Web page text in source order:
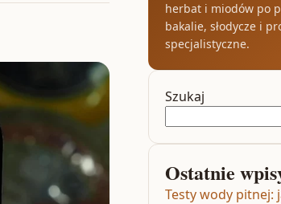
herbat i miodów po
bakalie, słodycze i
specjalistyczne.
Szukaj
Ostatnie
Testy wody pitnej: